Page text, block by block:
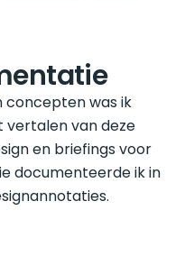
concepten was ik
van deze
en briefings voor
documenteerde ik in